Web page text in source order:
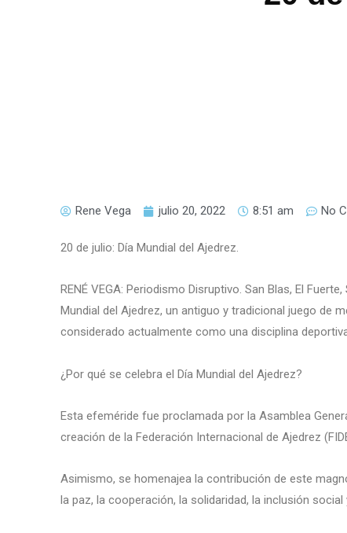
Rene Vega julio 20, 2022 8:51 am No
20 de julio: Día Mundial del Ajedrez.
RENÉ VEGA: Periodismo Disruptivo. San Blas, El
Mundial del Ajedrez, un antiguo y tradicional juego de
considerado actualmente como una disciplina
¿Por qué se celebra el Día Mundial del Ajedrez?
Esta efeméride fue proclamada por la Asamblea
creación de la Federación Internacional de Ajedrez
Asimismo, se homenajea la contribución de este
la paz, la cooperación, la solidaridad, la inclusión